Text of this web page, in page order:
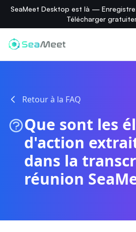
SeaMeet Desktop est là —
Télécharger
Retour à la FAQ
Que sont les
d'action
dans la
réunion